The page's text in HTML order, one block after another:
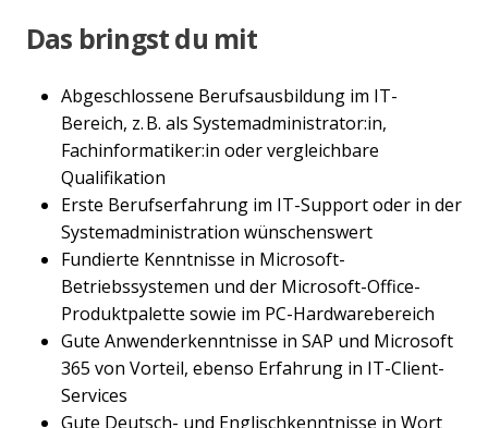
Das bringst du mit
Abgeschlossene Berufsausbildung im IT-
Bereich, z. B. als Systemadministrator:in,
Fachinformatiker:in oder vergleichbare
Qualifikation
Erste Berufserfahrung im IT-Support oder in der
Systemadministration wünschenswert
Fundierte Kenntnisse in Microsoft-
Betriebssystemen und der Microsoft-Office-
Produktpalette sowie im PC-Hardwarebereich
Gute Anwenderkenntnisse in SAP und Microsoft
365 von Vorteil, ebenso Erfahrung in IT-Client-
Services
Gute Deutsch- und Englischkenntnisse in Wort